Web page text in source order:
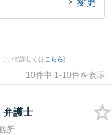
いて詳しくは こちら)
10件中 1-10件を表示
弁護士
所